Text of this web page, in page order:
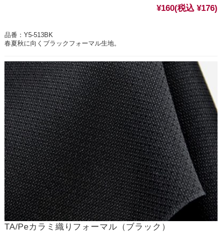
¥160(税込 ¥176)
品番：Y5-513BK
春夏秋に向くブラックフォーマル生地。
TA/Peカラミ織りフォーマル（ブラック）